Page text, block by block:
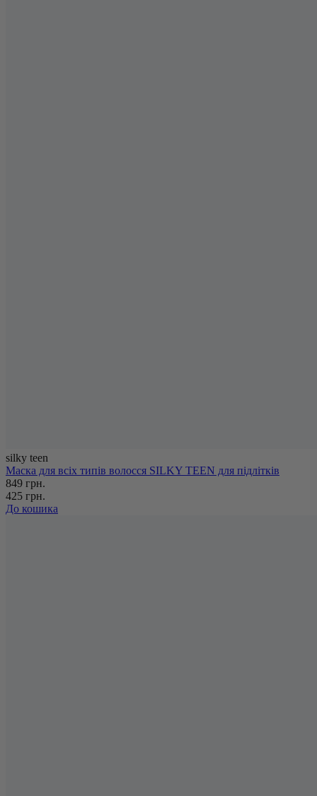
silky teen
Маска для всіх типів волосся SILKY TEEN для підлітків
849 грн.
425 грн.
До кошика